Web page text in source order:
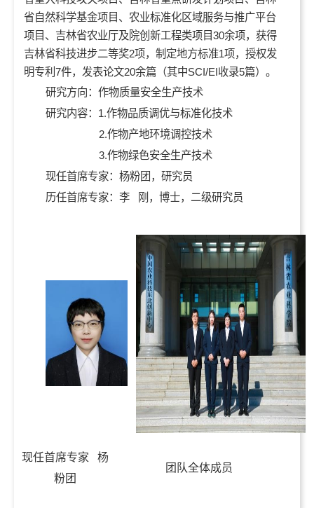
省自然科学基金项目、农业标准化区域服务与推广平台
项目、吉林省农业厅及院创新工程类项目30余项，获得
吉林省科技进步二等奖2项，制定地方标准1项，授权发
明专利7件，发表论文20余篇（其中SCI/EI收录5篇）。
研究方向：作物质量安全生产技术
研究内容：1.作物品质调优与标准化技术
2.作物产地环境调控技术
3.作物绿色安全生产技术
现任首席专家：杨粉团，研究员
历任首席专家：李 刚，博士，二级研究员
现任首席专家 杨
粉团
团队全体成员